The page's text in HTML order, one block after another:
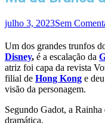
julho 3, 2023Sem
Um dos grandes trunfos
Disney, é a escalação da
atriz foi capa da revista
filial de Hong Kong e
visão da personagem.
Segundo Gadot, a
dramática.